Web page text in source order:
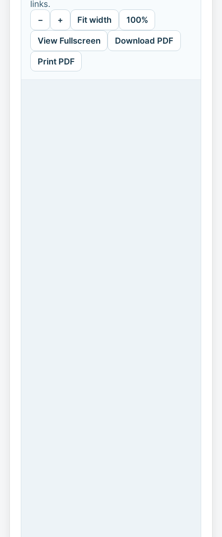
links.
− + Fit width 100%
View Fullscreen Download PDF
Print PDF